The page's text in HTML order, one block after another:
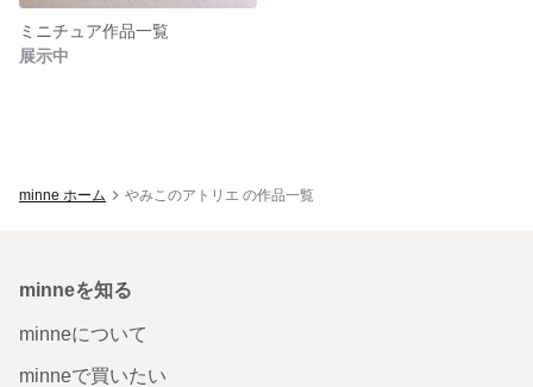
ミニチュア作品一覧
展示中
minne ホーム やみこのアトリエ の作品一覧
minneを知る
minneについて
minneで買いたい